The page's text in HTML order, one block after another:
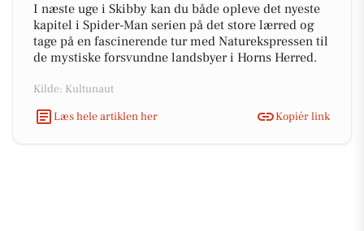
I næste uge i Skibby kan du både opleve det nyeste
kapitel i Spider-Man serien på det store lærred og
tage på en fascinerende tur med Naturekspressen til
de mystiske forsvundne landsbyer i Horns Herred.
Kilde: Kultunaut
Læs hele artiklen her
Kopiér link